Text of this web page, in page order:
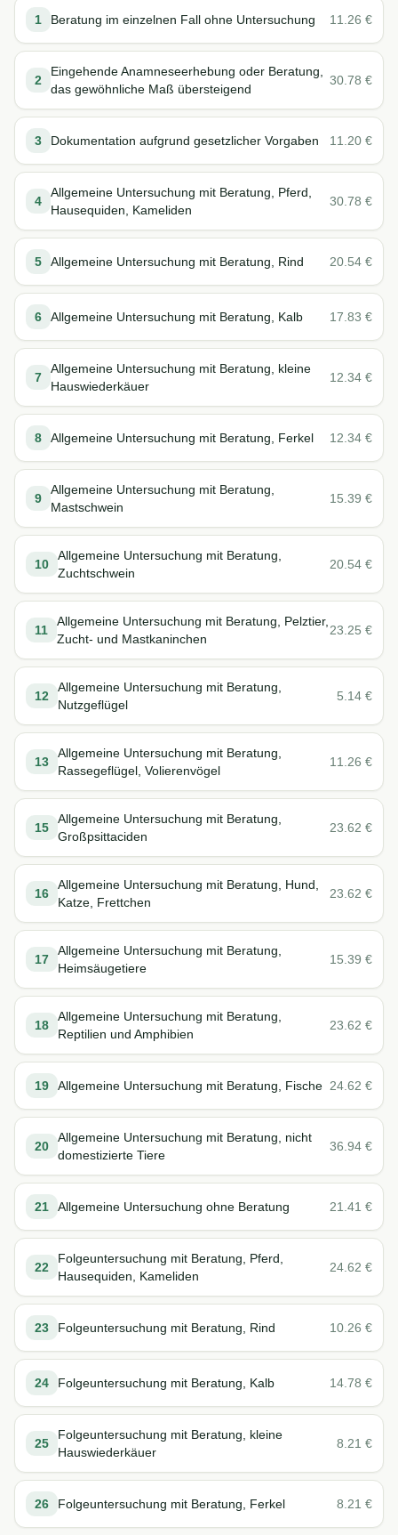
1 Beratung im einzelnen Fall ohne Untersuchung 11.26 €
2
Eingehende Anamneseerhebung oder Beratung,
das gewöhnliche Maß übersteigend
30.78 €
3 Dokumentation aufgrund gesetzlicher Vorgaben 11.20 €
4
Allgemeine Untersuchung mit Beratung, Pferd,
Hausequiden, Kameliden
30.78 €
5 Allgemeine Untersuchung mit Beratung, Rind 20.54 €
6 Allgemeine Untersuchung mit Beratung, Kalb 17.83 €
7
Allgemeine Untersuchung mit Beratung, kleine
Hauswiederkäuer
12.34 €
8 Allgemeine Untersuchung mit Beratung, Ferkel 12.34 €
9
Allgemeine Untersuchung mit Beratung,
Mastschwein
15.39 €
10
Allgemeine Untersuchung mit Beratung,
Zuchtschwein
20.54 €
11
Allgemeine Untersuchung mit Beratung, Pelztier,
Zucht- und Mastkaninchen
23.25 €
12
Allgemeine Untersuchung mit Beratung,
Nutzgeflügel
5.14 €
13
Allgemeine Untersuchung mit Beratung,
Rassegeflügel, Volierenvögel
11.26 €
15
Allgemeine Untersuchung mit Beratung,
Großpsittaciden
23.62 €
16
Allgemeine Untersuchung mit Beratung, Hund,
Katze, Frettchen
23.62 €
17
Allgemeine Untersuchung mit Beratung,
Heimsäugetiere
15.39 €
18
Allgemeine Untersuchung mit Beratung,
Reptilien und Amphibien
23.62 €
19 Allgemeine Untersuchung mit Beratung, Fische 24.62 €
20
Allgemeine Untersuchung mit Beratung, nicht
domestizierte Tiere
36.94 €
21 Allgemeine Untersuchung ohne Beratung 21.41 €
22
Folgeuntersuchung mit Beratung, Pferd,
Hausequiden, Kameliden
24.62 €
23 Folgeuntersuchung mit Beratung, Rind 10.26 €
24 Folgeuntersuchung mit Beratung, Kalb 14.78 €
25
Folgeuntersuchung mit Beratung, kleine
Hauswiederkäuer
8.21 €
26 Folgeuntersuchung mit Beratung, Ferkel 8.21 €